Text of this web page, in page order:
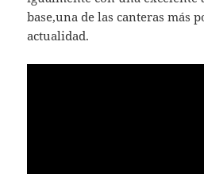
base,una de las canteras más
actualidad.